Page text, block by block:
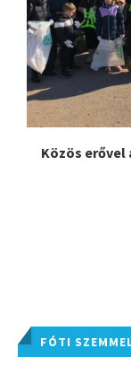
Közös erővel
FÓTI